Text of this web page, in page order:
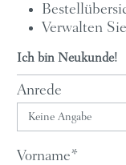
Verwalten
Ich bin Neukunde!
Persönliche
Anrede
Vorname*